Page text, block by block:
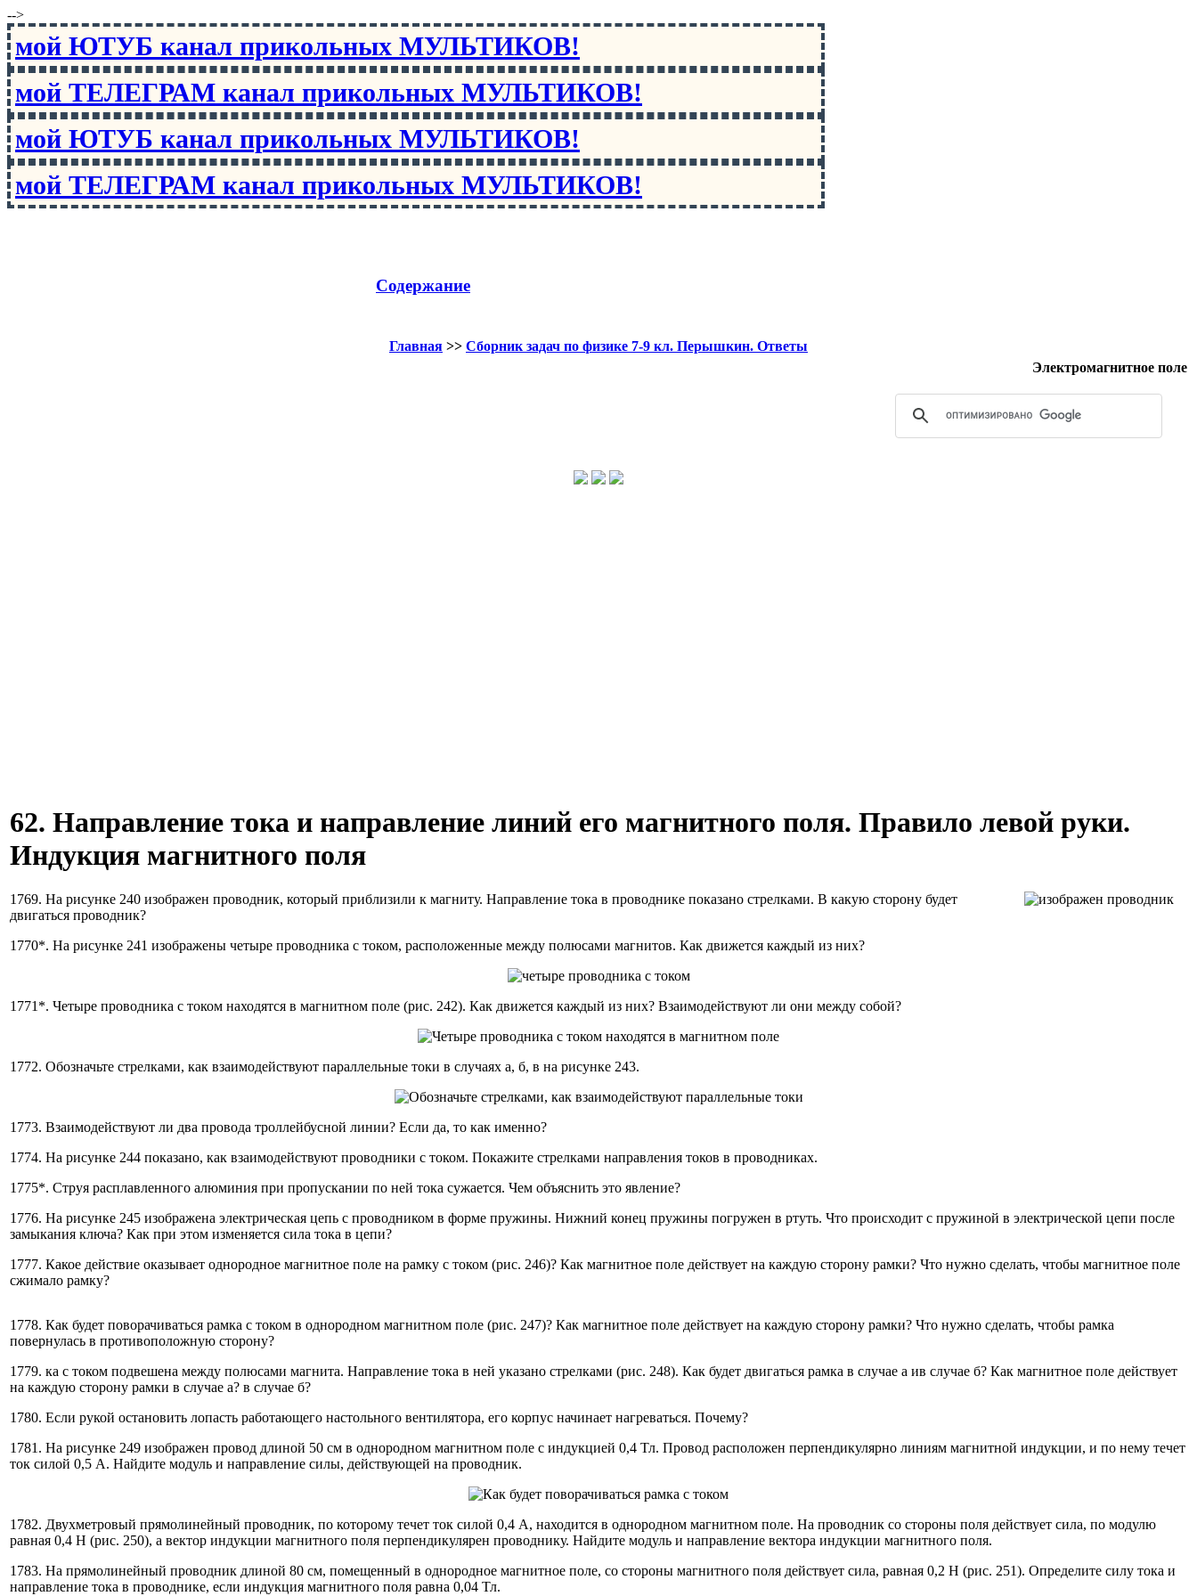
-->
мой ЮТУБ канал прикольных МУЛЬТИКОВ!
мой ТЕЛЕГРАМ канал прикольных МУЛЬТИКОВ!
мой ЮТУБ канал прикольных МУЛЬТИКОВ!
мой ТЕЛЕГРАМ канал прикольных МУЛЬТИКОВ!
Содержание
Главная >> Сборник задач по физике 7-9 кл. Перышкин. Ответы
Электромагнитное поле
62. Направление тока и направление линий его магнитного поля. Правило левой руки.
Индукция магнитного поля
1769. На рисунке 240 изображен проводник, который приблизили к магниту. Направление тока в проводнике показано стрелками. В какую сторону будет
двигаться проводник?
1770*. На рисунке 241 изображены четыре проводника с током, расположенные между полюсами магнитов. Как движется каждый из них?
1771*. Четыре проводника с током находятся в магнитном поле (рис. 242). Как движется каждый из них? Взаимодействуют ли они между собой?
1772. Обозначьте стрелками, как взаимодействуют параллельные токи в случаях а, б, в на рисунке 243.
1773. Взаимодействуют ли два провода троллейбусной линии? Если да, то как именно?
1774. На рисунке 244 показано, как взаимодействуют проводники с током. Покажите стрелками направления токов в проводниках.
1775*. Струя расплавленного алюминия при пропускании по ней тока сужается. Чем объяснить это явление?
1776. На рисунке 245 изображена электрическая цепь с проводником в форме пружины. Нижний конец пружины погружен в ртуть. Что происходит с пружиной в электрической цепи после
замыкания ключа? Как при этом изменяется сила тока в цепи?
1777. Какое действие оказывает однородное магнитное поле на рамку с током (рис. 246)? Как магнитное поле действует на каждую сторону рамки? Что нужно сделать, чтобы магнитное поле
сжимало рамку?
1778. Как будет поворачиваться рамка с током в однородном магнитном поле (рис. 247)? Как магнитное поле действует на каждую сторону рамки? Что нужно сделать, чтобы рамка
повернулась в противоположную сторону?
1779. ка с током подвешена между полюсами магнита. Направление тока в ней указано стрелками (рис. 248). Как будет двигаться рамка в случае а ив случае б? Как магнитное поле действует
на каждую сторону рамки в случае а? в случае б?
1780. Если рукой остановить лопасть работающего настольного вентилятора, его корпус начинает нагреваться. Почему?
1781. На рисунке 249 изображен провод длиной 50 см в однородном магнитном поле с индукцией 0,4 Тл. Провод расположен перпендикулярно линиям магнитной индукции, и по нему течет
ток силой 0,5 А. Найдите модуль и направление силы, действующей на проводник.
1782. Двухметровый прямолинейный проводник, по которому течет ток силой 0,4 А, находится в однородном магнитном поле. На проводник со стороны поля действует сила, по модулю
равная 0,4 Н (рис. 250), а вектор индукции магнитного поля перпендикулярен проводнику. Найдите модуль и направление вектора индукции магнитного поля.
1783. На прямолинейный проводник длиной 80 см, помещенный в однородное магнитное поле, со стороны магнитного поля действует сила, равная 0,2 Н (рис. 251). Определите силу тока и
направление тока в проводнике, если индукция магнитного поля равна 0,04 Тл.